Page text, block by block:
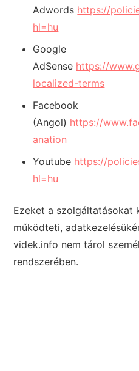
Adwords https://
hl=hu
Google
AdSense https://
localized-terms
Facebook
(Angol) https://
anation
Youtube https://
hl=hu
Ezeket a szolgáltatásokat
működteti,
videk.info nem tárol
rendszerében.